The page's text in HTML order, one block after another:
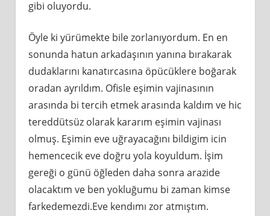
gibi oluyordu.
Öyle ki yürümekte bile zorlanıyordum. En en
sonunda hatun arkadaşının yanına bırakarak
dudaklarını kanatırcasına öpücüklere boğarak
oradan ayrıldım. Ofisle eşimin vajinasının
arasında bi tercih etmek arasında kaldım ve hic
tereddütsüz olarak kararım eşimin vajinası
olmuş. Eşimin eve uğrayacağını bildigim icin
hemencecik eve doğru yola koyuldum. İşim
gereği o günü öğleden daha sonra arazide
olacaktım ve ben yokluğumu bi zaman kimse
farkedemezdi.Eve kendımı zor atmıştım.